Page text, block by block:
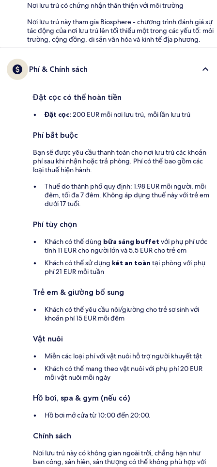
Nơi lưu trú có chứng nhận thân thiện với môi trường
Nơi lưu trú này tham gia Biosphere - chương trình đánh giá sự
tác động của nơi lưu trú lên tối thiểu một trong các yếu tố: môi
trường, cộng đồng, di sản văn hóa và kinh tế địa phương.
Phí & Chính sách
Đặt cọc có thể hoàn tiền
Đặt cọc: 200 EUR mỗi nơi lưu trú, mỗi lần lưu trú
Phí bắt buộc
Bạn sẽ được yêu cầu thanh toán cho nơi lưu trú các khoản
phí sau khi nhận hoặc trả phòng. Phí có thể bao gồm các
loại thuế hiện hành:
Thuế do thành phố quy định: 1.98 EUR mỗi người, mỗi
đêm, tối đa 7 đêm. Không áp dụng thuế này với trẻ em
dưới 17 tuổi.
Phí tùy chọn
Khách có thể dùng bữa sáng buffet với phụ phí ước
tính 11 EUR cho người lớn và 5.5 EUR cho trẻ em
Khách có thể sử dụng két an toàn tại phòng với phụ
phí 21 EUR mỗi tuần
Trẻ em & giường bổ sung
Khách có thể yêu cầu nôi/giường cho trẻ sơ sinh với
khoản phí 15 EUR mỗi đêm
Vật nuôi
Miễn các loại phí với vật nuôi hỗ trợ người khuyết tật
Khách có thể mang theo vật nuôi với phụ phí 20 EUR
mỗi vật nuôi mỗi ngày
Hồ bơi, spa & gym (nếu có)
Hồ bơi mở cửa từ 10:00 đến 20:00.
Chính sách
Nơi lưu trú này có không gian ngoài trời, chẳng hạn như
ban công, sân hiên, sân thượng có thể không phù hợp với